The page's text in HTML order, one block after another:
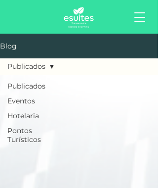
Blog
Publicados
Eventos
Hotelaria
Pontos
Turísticos
Publicados